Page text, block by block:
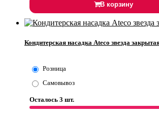
В корзину
Кондитерская насадка Ateco звезда
Розница
Самовывоз
Осталось 3 шт.